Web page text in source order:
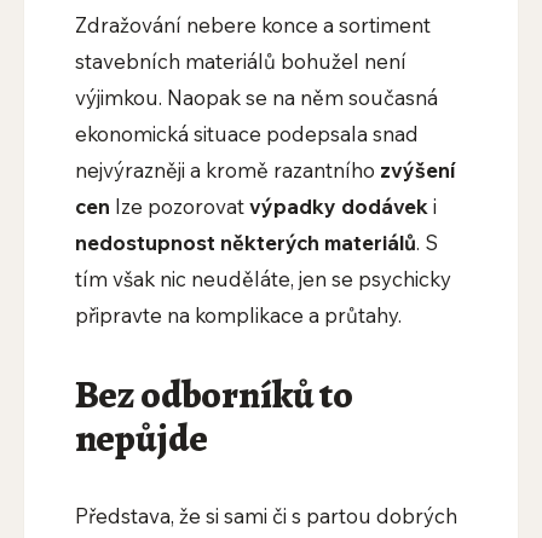
Zdražování nebere konce a sortiment
stavebních materiálů bohužel není
výjimkou. Naopak se na něm současná
ekonomická situace podepsala snad
nejvýrazněji a kromě razantního zvýšení
cen lze pozorovatvýpadky dodáveki
nedostupnost některých materiálů. S
tím však nic neuděláte, jen se psychicky
připravte na komplikace a průtahy.
​Bez odborníků to
nepůjde
Představa, že si sami či s partou dobrých